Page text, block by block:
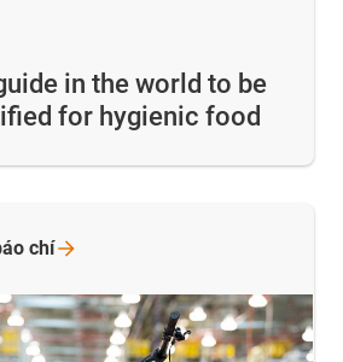
in the world to be
for hygienic food
chí